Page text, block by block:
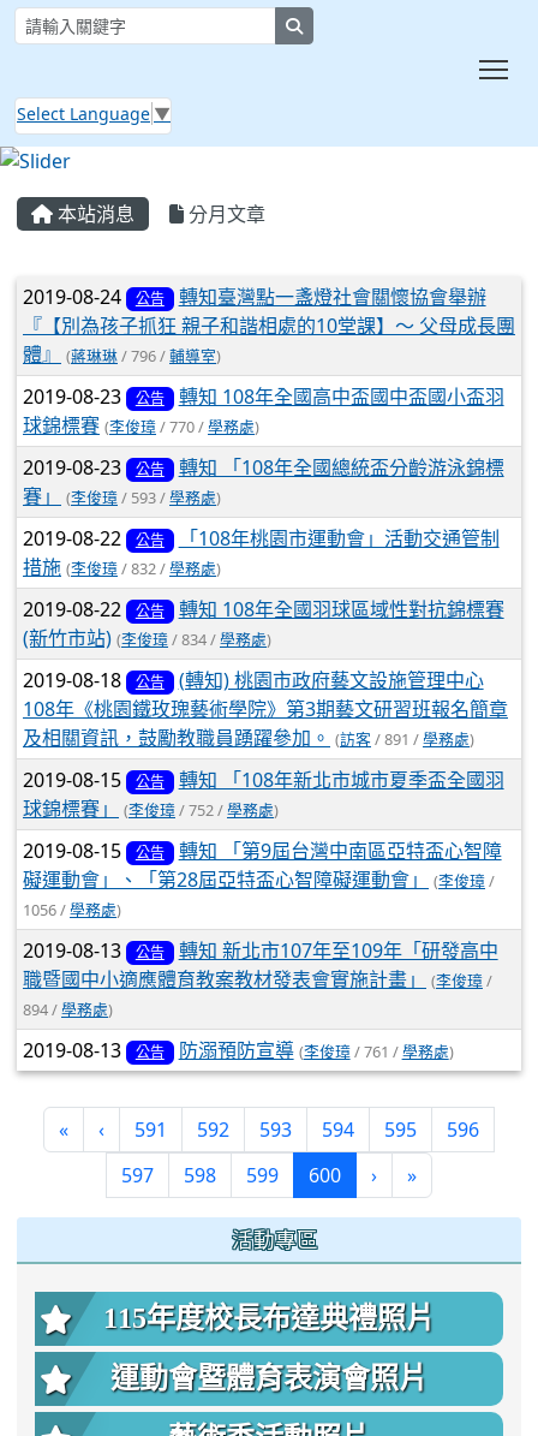
Select Language ▼
本站消息 分月文章
文章列表
2019-08-24 公告
轉知臺灣點一盞燈社會關懷協會舉辦
『【別為孩子抓狂 親子和諧相處的10堂課】～ 父母成長團
體』
(蔣琳琳/ 796 /輔導室)
2019-08-23 公告
轉知 108年全國高中盃國中盃國小盃羽
球錦標賽 (李俊璋/ 770 /學務處)
2019-08-23 公告
轉知 「108年全國總統盃分齡游泳錦標
賽」
(李俊璋/ 593 /學務處)
2019-08-22 公告
「108年桃園市運動會」活動交通管制
措施 (李俊璋/ 832 /學務處)
2019-08-22 公告
轉知 108年全國羽球區域性對抗錦標賽
(新竹市站) (李俊璋/ 834 /學務處)
2019-08-18 公告
(轉知) 桃園市政府藝文設施管理中心
108年《桃園鐵玫瑰藝術學院》第3期藝文研習班報名簡章
及相關資訊，鼓勵教職員踴躍參加。 (訪客/ 891 /學務處)
2019-08-15 公告
轉知 「108年新北市城市夏季盃全國羽
球錦標賽」
(李俊璋/ 752 /學務處)
2019-08-15 公告
轉知 「第9屆台灣中南區亞特盃心智障
礙運動會」、「第28屆亞特盃心智障礙運動會」
(李俊璋/
1056 /學務處)
2019-08-13 公告
轉知 新北市107年至109年「研發高中
職暨國中小適應體育教案教材發表會實施計畫」
(李俊璋/
894 /學務處)
2019-08-13 公告 防溺預防宣導 (李俊璋/ 761 /學務處)
« ‹ 591 592 593 594 595
596
597
598 599 600(current)
› »
活動專區
115年度校長布達典禮照片
運動會暨體育表演會照片